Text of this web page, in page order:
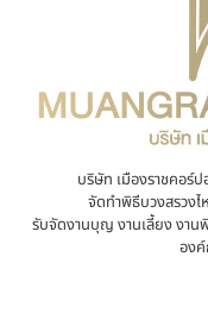
บริษัท เมืองราชคอร์
จัดทำพิธีบวงสรวงไ
รับจัดงานบุญ งานเลี้ยง งา
องค์